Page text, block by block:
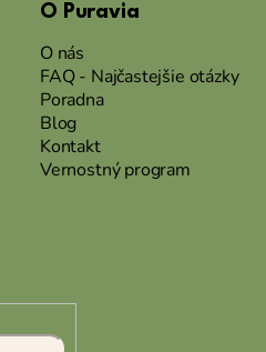
O Puravia
O nás
FAQ - Najčastejšie otázky
Poradna
Blog
Kontakt
Vernostný program